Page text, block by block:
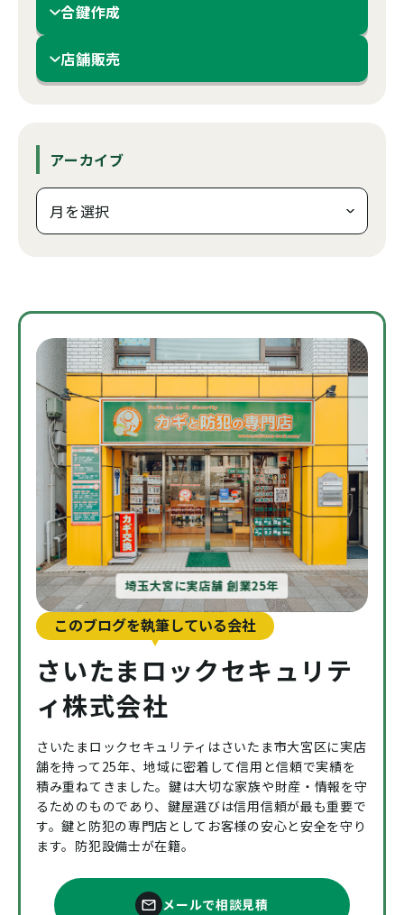
合鍵作成
店舗販売
アーカイブ
埼玉大宮に実店舗 創業25年
このブログを執筆している会社
さいたまロックセキュリテ
ィ株式会社
さいたまロックセキュリティはさいたま市大宮区に実店
舗を持って25年、地域に密着して信用と信頼で実績を
積み重ねてきました。鍵は大切な家族や財産・情報を守
るためのものであり、鍵屋選びは信用信頼が最も重要で
す。鍵と防犯の専門店としてお客様の安心と安全を守り
ます。防犯設備士が在籍。
メールで相談見積